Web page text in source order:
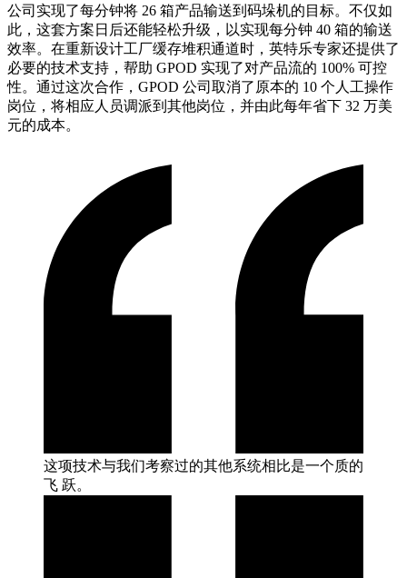
公司实现了每分钟将 26 箱产品输送到码垛机的目标。不仅如
此，这套方案日后还能轻松升级，以实现每分钟 40 箱的输送
效率。在重新设计工厂缓存堆积通道时，英特乐专家还提供了
必要的技术支持，帮助 GPOD 实现了对产品流的 100% 可控
性。通过这次合作，GPOD 公司取消了原本的 10 个人工操作
岗位，将相应人员调派到其他岗位，并由此每年省下 32 万美
元的成本。
这项技术与我们考察过的其他系统相比是一个质的
飞 跃。